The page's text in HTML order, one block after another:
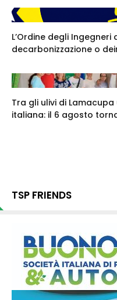
L’Ordine degli
decarbonizzazione o
Tra gli ulivi di
italiana: il 6 agosto
TSP FRIENDS